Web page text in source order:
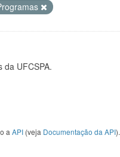
da UFCSPA.
a API (veja Documentação da API).